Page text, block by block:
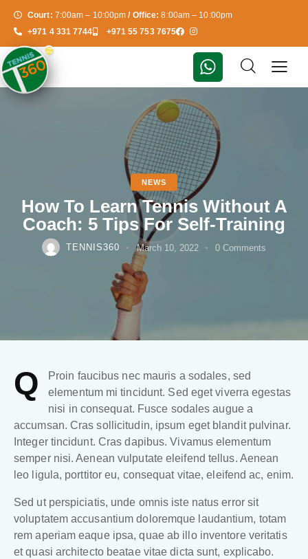
Court: 7:00am – 10:00pm/ Office: 8:00am – 10:00pm
+971 4 331 7744
+971 55 753 7675
NEWS
How To Learn Tennis Without A
Coach: 5 Tips For Self-Training
TENNIS360 March 10, 2022 0 Comments
Q
Proin faucibus nec mauris a sodales, sed
elementum mi tincidunt. Sed eget viverra egestas
nisi in consequat. Fusce sodales augue a
accumsan. Cras sollicitudin, ipsum eget blandit pulvinar.
Integer tincidunt. Cras dapibus. Vivamus elementum
semper nisi. Aenean vulputate eleifend tellus. Aenean
leo ligula, porttitor eu, consequat vitae, eleifend ac, enim.
Sed ut perspiciatis, unde omnis iste natus error sit
voluptatem accusantium doloremque laudantium, totam
rem aperiam eaque ipsa, quae ab illo inventore veritatis
et quasi architecto beatae vitae dicta sunt, explicabo.